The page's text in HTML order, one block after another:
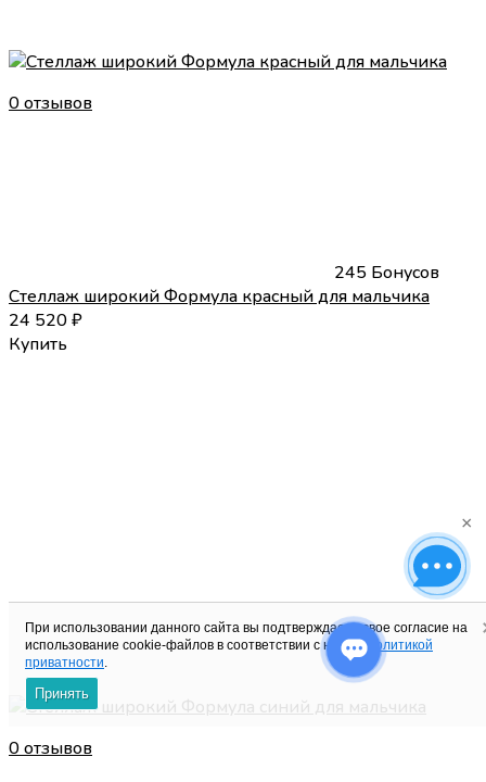
0 отзывов
245 Бонусов
Стеллаж широкий Формула красный для мальчика
24 520₽
Купить
0 отзывов
При использовании данного сайта вы подтверждаете свое согласие на
использование cookie-файлов в соответствии с нашей политикой
приватности.
Принять
×